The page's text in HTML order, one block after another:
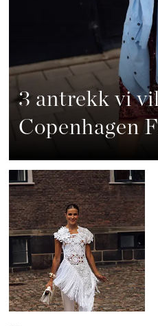
3 antrekk vi
Copenhagen